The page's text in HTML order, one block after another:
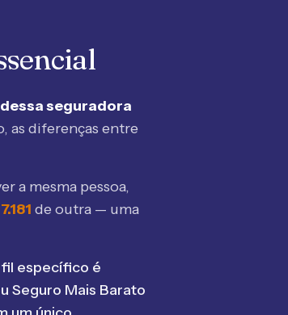
seguradora
as diferenças entre
a mesma pessoa,
7.181 de outra — uma
específico é
Seguro Mais Barato